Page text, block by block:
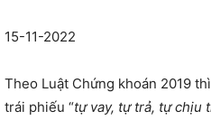
15-11-2022
Theo Luật Chứng khoán 2019
trái phiếu “tự vay, tự trả, tự chịu